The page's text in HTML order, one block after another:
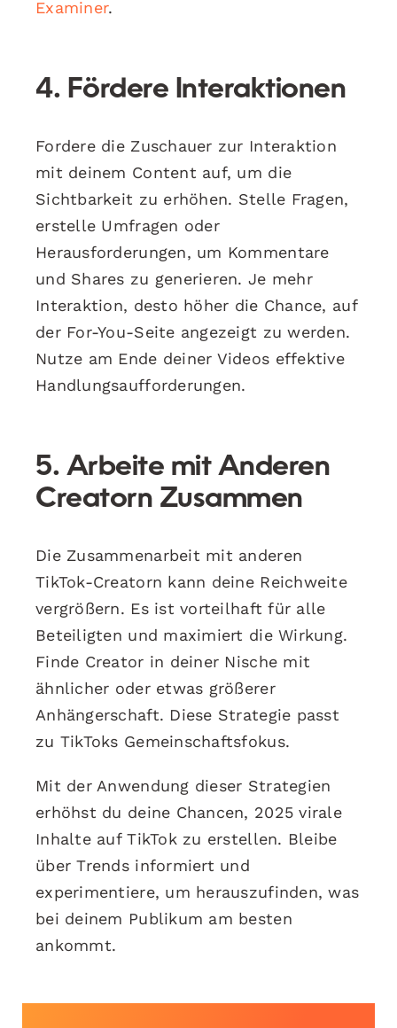
Examiner.
4. Fördere Interaktionen
Fordere die Zuschauer zur Interaktion
mit deinem Content auf, um die
Sichtbarkeit zu erhöhen. Stelle Fragen,
erstelle Umfragen oder
Herausforderungen, um Kommentare
und Shares zu generieren. Je mehr
Interaktion, desto höher die Chance, auf
der For-You-Seite angezeigt zu werden.
Nutze am Ende deiner Videos effektive
Handlungsaufforderungen.
5. Arbeite mit Anderen
Creatorn Zusammen
Die Zusammenarbeit mit anderen
TikTok-Creatorn kann deine Reichweite
vergrößern. Es ist vorteilhaft für alle
Beteiligten und maximiert die Wirkung.
Finde Creator in deiner Nische mit
ähnlicher oder etwas größerer
Anhängerschaft. Diese Strategie passt
zu TikToks Gemeinschaftsfokus.
Mit der Anwendung dieser Strategien
erhöhst du deine Chancen, 2025 virale
Inhalte auf TikTok zu erstellen. Bleibe
über Trends informiert und
experimentiere, um herauszufinden, was
bei deinem Publikum am besten
ankommt.